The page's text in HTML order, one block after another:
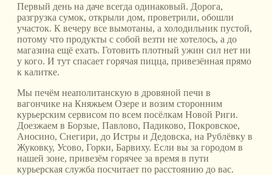
Первый день на даче всегда одинаковый. Дорога,
разгрузка сумок, открыли дом, проветрили, обошли
участок. К вечеру все вымотаны, а холодильник пустой,
потому что продукты с собой везти не хотелось, а до
магазина ещё ехать. Готовить плотный ужин сил нет ни
у кого. И тут спасает горячая пицца, привезённая прямо
к калитке.
Мы печём неаполитанскую в дровяной печи в
вагончике на Княжьем Озере и возим сторонним
курьерским сервисом по всем посёлкам Новой Риги.
Доезжаем в Борзые, Павлово, Падиково, Покровское,
Аносино, Снегири, до Истры и Дедовска, на Рублёвку в
Жуковку, Усово, Горки, Барвиху. Если вы за городом в
нашей зоне, привезём горячее за время в пути
курьерская служба посчитает по расстоянию до вас.